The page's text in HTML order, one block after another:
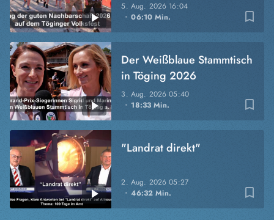
bookmark_border
5. Aug. 2026 16:04
06:10 Min.
bookmark_border
3. Aug. 202605:40
18:33 Min.
Der Weißblaue Stammtisch
in Töging 2026
bookmark_border
2. Aug. 202605:27
46:32 Min.
"Landrat direkt"